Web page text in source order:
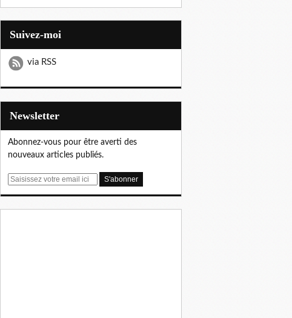
Suivez-moi
via RSS
Newsletter
Abonnez-vous pour être averti des
nouveaux articles publiés.
E